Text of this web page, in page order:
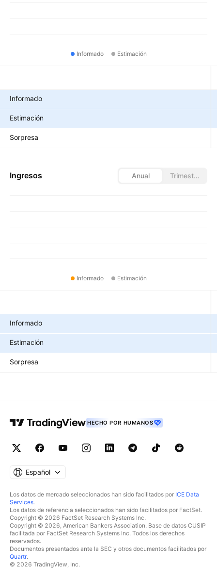
Informado Estimación
Informado
Estimación
Sorpresa
Ingresos Anual Trimestral
Informado Estimación
Informado
Estimación
Sorpresa
HECHO POR HUMANOS
Español
Los datos de mercado seleccionados han sido facilitados por ICE Data
Services.
Los datos de referencia seleccionados han sido facilitados por FactSet.
Copyright © 2026 FactSet Research Systems Inc.
Copyright © 2026, American Bankers Association. Base de datos CUSIP
facilitada por FactSet Research Systems Inc. Todos los derechos
reservados.
Documentos presentados ante la SEC y otros documentos facilitados por
Quartr.
© 2026 TradingView, Inc.